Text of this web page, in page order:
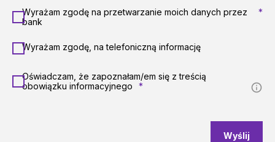
Wyrażam zgodę na przetwarzanie moich danych przez
bank
*
Wyrażam zgodę, na telefoniczną informację
Oświadczam, że zapoznałam/em się z treścią
obowiązku informacyjnego
*
Wyślij